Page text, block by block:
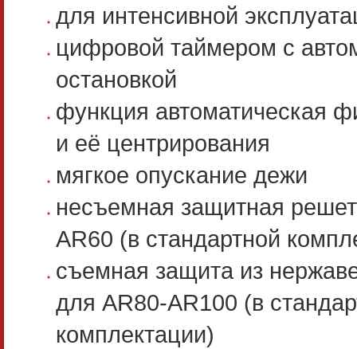
для интенсивной
цифровой таймером с
остановкой
функция автоматическая
и её центрирования
мягкое опускание дежи
несъемная защитная
AR60 (в стандартной
съемная защита из
для AR80-AR100 (в
комплектации)